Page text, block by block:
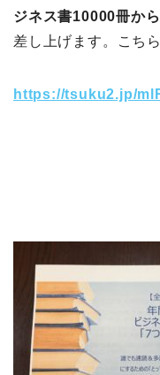
ジネス書10000冊か
差し上げます。こち
https://tsuku2.jp/